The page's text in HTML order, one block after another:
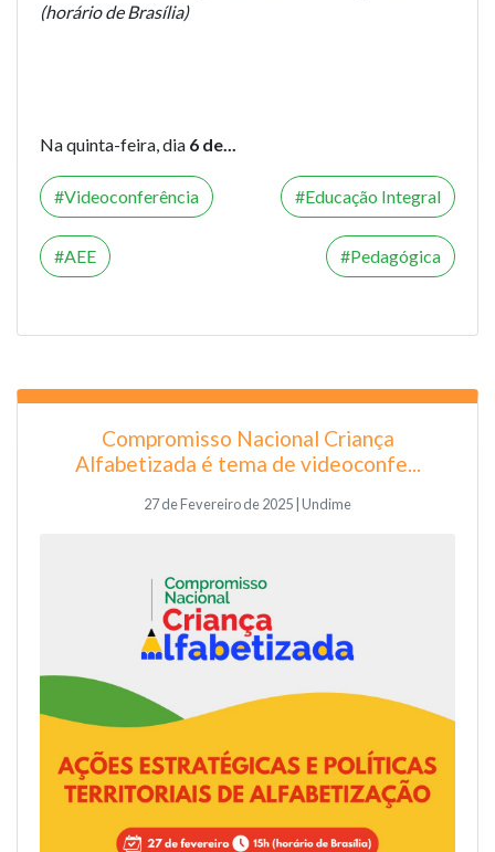
(horário de Brasília)
Na quinta-feira, dia 6 de...
Videoconferência Educação Integral
AEE Pedagógica
Compromisso Nacional Criança
Alfabetizada é tema de videoconfe...
27 de Fevereiro de 2025 | Undime